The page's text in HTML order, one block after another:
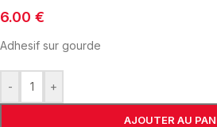
6.00 €
Adhesif sur gourde
- +
AJOUTER AU